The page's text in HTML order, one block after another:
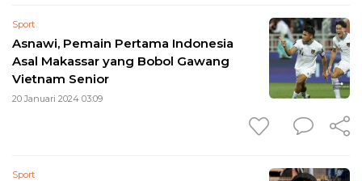
Sport
Asnawi, Pemain Pertama Indonesia
Asal Makassar yang Bobol Gawang
Vietnam Senior
20 Januari 2024 03:09
Sport